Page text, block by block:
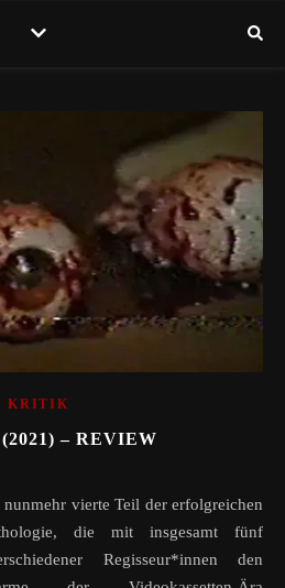
KRITIK
– REVIEW
die mit insgesamt fünf
Regisseur*innen den